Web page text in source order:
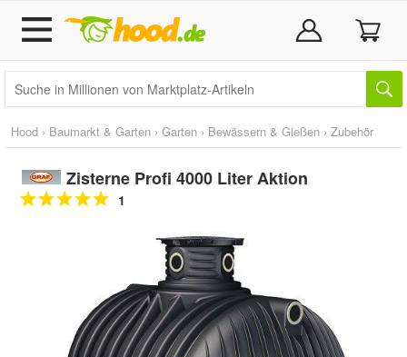
Hood › Baumarkt & Garten › Garten › Bewässern & Gießen › Zubehör
Zisterne Profi 4000 Liter Aktion
1